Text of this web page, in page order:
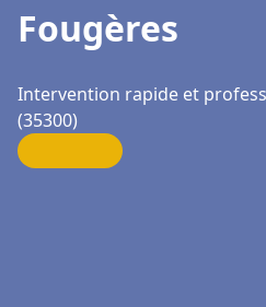
Fougères
Intervention rapide et
(35300)